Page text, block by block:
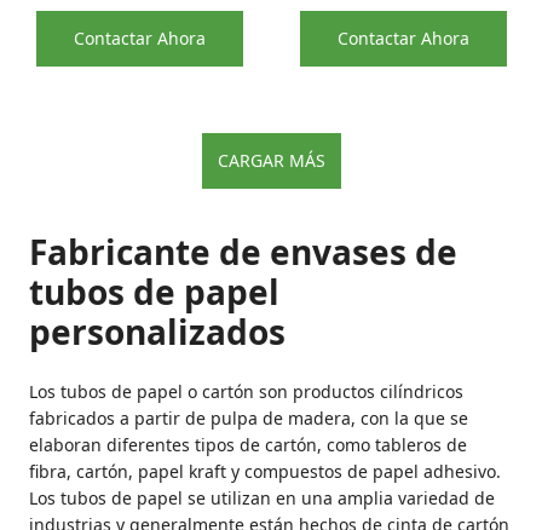
ropa interior
compostable al por
mayor con logotipo de
Contactar Ahora
regalo de ropa de
embalaje de cilindro de
manga corta de tamaño
Contactar Ahora
CARGAR MÁS
Fabricante de envases de
tubos de papel
personalizados
Los tubos de papel o cartón son productos cilíndricos
fabricados a partir de pulpa de madera, con la que se
elaboran diferentes tipos de cartón, como tableros de
fibra, cartón, papel kraft y compuestos de papel adhesivo.
Los tubos de papel se utilizan en una amplia variedad de
industrias y generalmente están hechos de cinta de cartón